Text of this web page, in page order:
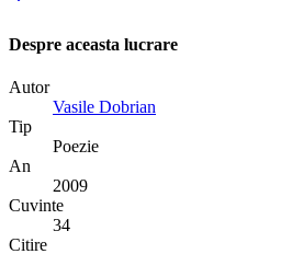
Despre aceasta lucrare
Autor
Vasile Dobrian
Tip
Poezie
An
2009
Cuvinte
34
Citire